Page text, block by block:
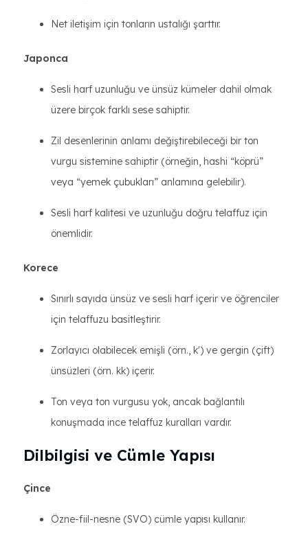
Net iletişim için tonların ustalığı şarttır.
Japonca
Sesli harf uzunluğu ve ünsüz kümeler dahil olmak
üzere birçok farklı sese sahiptir.
Zil desenlerinin anlamı değiştirebileceği bir ton
vurgu sistemine sahiptir (örneğin, hashi “köprü”
veya “yemek çubukları” anlamına gelebilir).
Sesli harf kalitesi ve uzunluğu doğru telaffuz için
önemlidir.
Korece
Sınırlı sayıda ünsüz ve sesli harf içerir ve öğrenciler
için telaffuzu basitleştirir.
Zorlayıcı olabilecek emişli (örn., k') ve gergin (çift)
ünsüzleri (örn. kk) içerir.
Ton veya ton vurgusu yok, ancak bağlantılı
konuşmada ince telaffuz kuralları vardır.
Dilbilgisi ve Cümle Yapısı
Çince
Özne-fiil-nesne (SVO) cümle yapısı kullanır.